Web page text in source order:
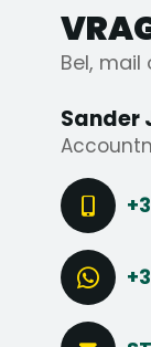
Bel,
Sander